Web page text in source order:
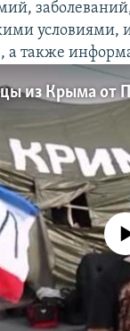
условиями,
а также
из Крыма от
No media